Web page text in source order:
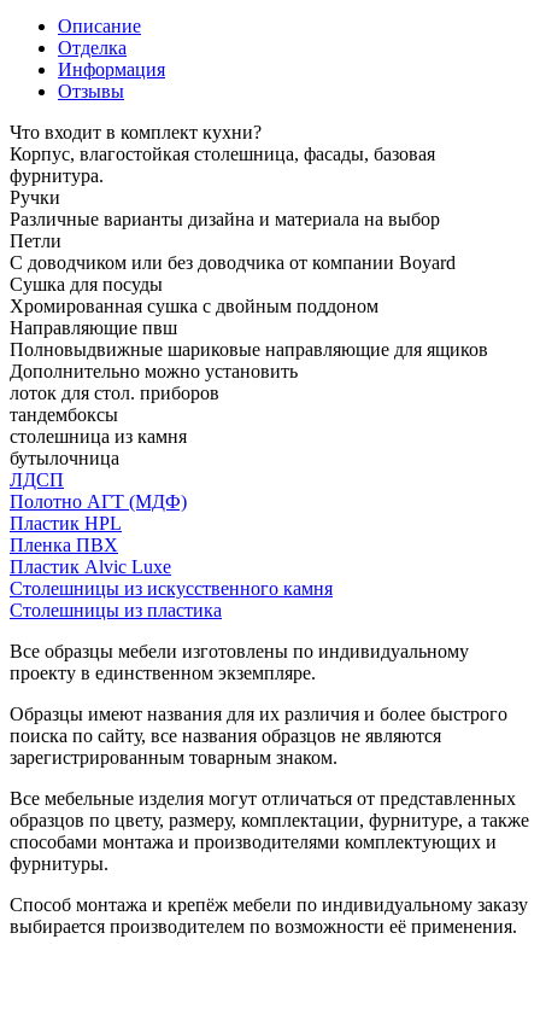
Описание
Отделка
Информация
Отзывы
Что входит в комплект кухни?
Корпус, влагостойкая столешница, фасады, базовая
фурнитура.
Ручки
Различные варианты дизайна и материала на выбор
Петли
С доводчиком или без доводчика от компании Boyard
Сушка для посуды
Хромированная сушка с двойным поддоном
Направляющие пвш
Полновыдвижные шариковые направляющие для ящиков
Дополнительно можно установить
лоток для стол. приборов
тандембоксы
столешница из камня
бутылочница
ЛДСП
Полотно АГТ (МДФ)
Пластик HPL
Пленка ПВХ
Пластик Alvic Luxe
Столешницы из искусственного камня
Столешницы из пластика
Все образцы мебели изготовлены по индивидуальному
проекту в единственном экземпляре.
Образцы имеют названия для их различия и более быстрого
поиска по сайту, все названия образцов не являются
зарегистрированным товарным знаком.
Все мебельные изделия могут отличаться от представленных
образцов по цвету, размеру, комплектации, фурнитуре, а также
способами монтажа и производителями комплектующих и
фурнитуры.
Способ монтажа и крепёж мебели по индивидуальному заказу
выбирается производителем по возможности её применения.